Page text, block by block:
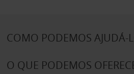
COMO PODEMOS AJUDÁ-
O QUE PODEMOS